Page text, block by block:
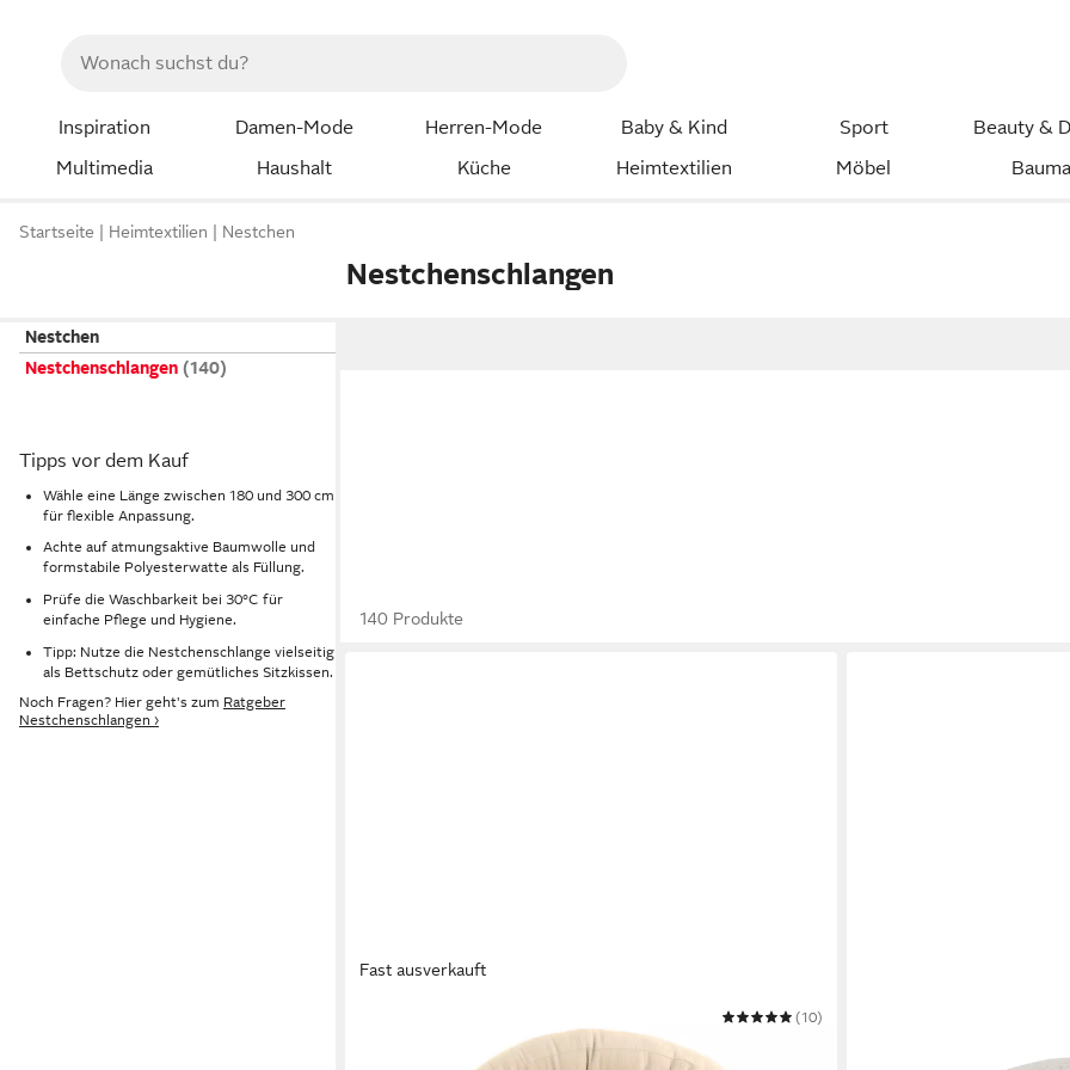
Inspiration Damen-Mode Herren-Mode Baby & Kind Sport Beauty &
Multimedia
Haushalt Küche Heimtextilien Möbel
Startseite Heimtextilien Nestchen
Nestchenschlangen
Nestchen
Nestchenschlangen
Tipps vor dem Kauf
Wähle eine Länge zwischen 180 und 300 cm
für flexible Anpassung.
Achte auf atmungsaktive Baumwolle und
formstabile Polyesterwatte als Füllung.
Prüfe die Waschbarkeit bei 30°C für
einfache Pflege und Hygiene.
Tipp: Nutze die Nestchenschlange vielseitig
als Bettschutz oder gemütliches Sitzkissen.
Noch Fragen? Hier geht's zum Ratgeber
Nestchenschlangen ›
140 Produkte
Fast ausverkauft
Nestchenschlange Bettschlange für Babybett aus Musselin
(10)